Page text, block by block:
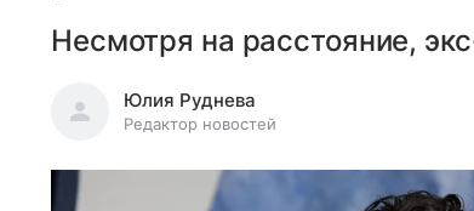
Несмотря на расстояние,
Юлия Руднева
Редактор новостей